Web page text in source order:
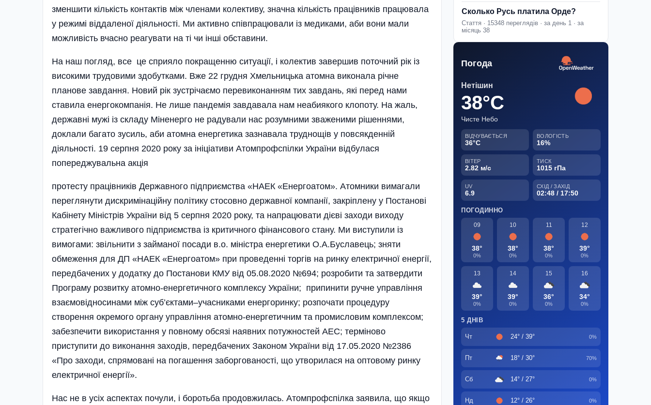
зменшити кількість контактів між членами колективу, значна кількість працівників працювала
у режимі віддаленої діяльності. Ми активно співпрацювали із медиками, аби вони мали
можливість вчасно реагувати на ті чи інші обставини.
На наш погляд, все це сприяло покращенню ситуації, і колектив завершив поточний рік із
високими трудовими здобутками. Вже 22 грудня Хмельницька атомна виконала річне
планове завдання. Новий рік зустрічаємо перевиконанням тих завдань, які перед нами
ставила енергокомпанія. Не лише пандемія завдавала нам неабиякого клопоту. На жаль,
державні мужі із складу Міненерго не радували нас розумними зваженими рішеннями,
доклали багато зусиль, аби атомна енергетика зазнавала труднощів у повсякденній
діяльності. 19 серпня 2020 року за ініціативи Атомпрофспілки України відбулася
попереджувальна акція
протесту працівників Державного підприємства «НАЕК «Енергоатом». Атомники вимагали
переглянути дискримінаційну політику стосовно державної компанії, закріплену у Постанові
Кабінету Міністрів України від 5 серпня 2020 року, та напрацювати дієві заходи виходу
стратегічно важливого підприємства із критичного фінансового стану. Ми виступили із
вимогами: звільнити з займаної посади в.о. міністра енергетики О.А.Буславець; зняти
обмеження для ДП «НАЕК «Енергоатом» при проведенні торгів на ринку електричної енергії,
передбачених у додатку до Постанови КМУ від 05.08.2020 №694; розробити та затвердити
Програму розвитку атомно-енергетичного комплексу України; припинити ручне управління
взаємовідносинами між суб’єктами–учасниками енергоринку; розпочати процедуру
створення окремого органу управління атомно-енергетичним та промисловим комплексом;
забезпечити використання у повному обсязі наявних потужностей АЕС; терміново
приступити до виконання заходів, передбачених Законом України від 17.05.2020 №2386
«Про заходи, спрямовані на погашення заборгованості, що утворилася на оптовому ринку
електричної енергії».
Нас не в усіх аспектах почули, і боротьба продовжилась. Атомпрофспілка заявила, що якщо
Сколько Русь платила Орде?
Стаття · 15348 переглядів · за день 1 · за
місяць 38
Погода
Нетішин
38°C
Чисте Небо
ВІДЧУВАЄТЬСЯ
36°C
ВОЛОГІСТЬ
16%
ВІТЕР
2.82 м/с
ТИСК
1015 гПа
UV
6.9
СХІД / ЗАХІД
02:48 / 17:50
ПОГОДИННО
09
38°
0%
10
38°
0%
11
38°
0%
12
39°
0%
13
39°
0%
14
39°
0%
15
36°
0%
16
34°
0%
5 ДНІВ
Чт 24° / 39° 0%
Пт 18° / 30° 70%
Сб 14° / 27° 0%
Нд 12° / 26° 0%